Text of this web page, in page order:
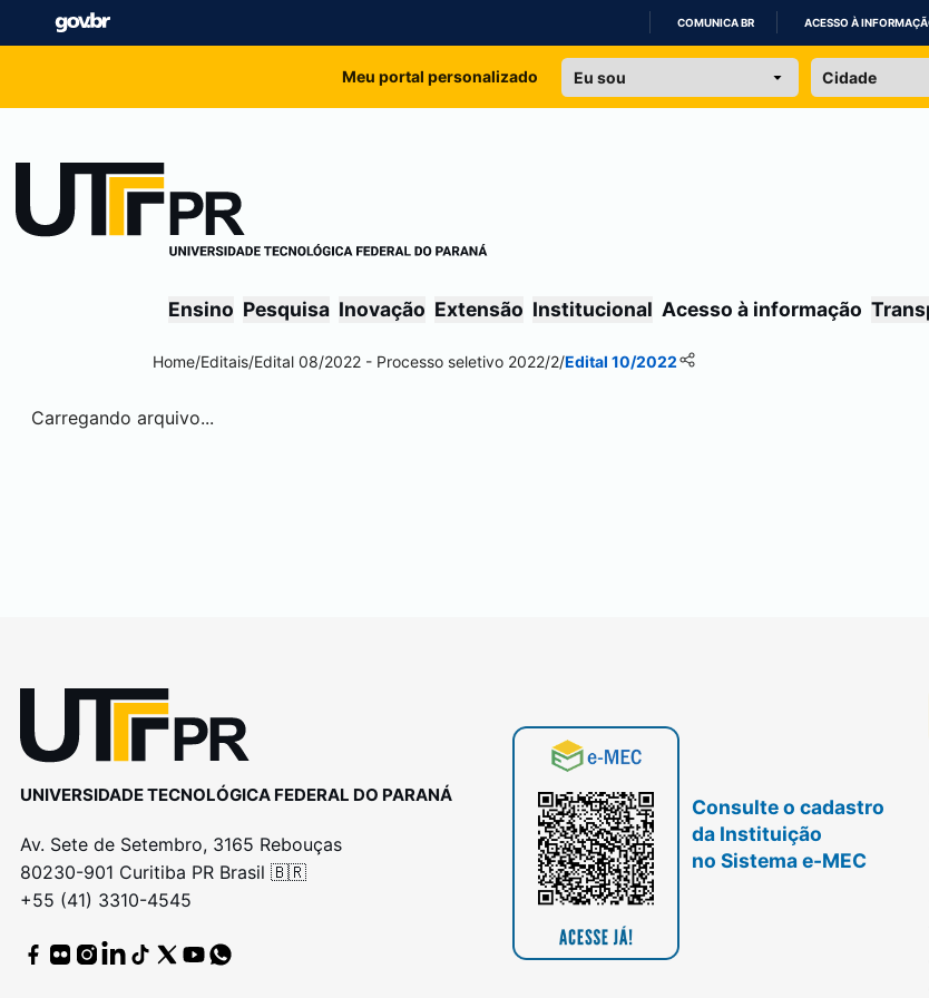
IR
COMUNICA BR ACESSO À
Meu portal personalizado
Ensino Pesquisa Inovação Extensão Institucional Acesso à informação
Home/Editais/Edital 08/2022 - Processo seletivo 2022/2/Edital 10/2022
Carregando arquivo...
UNIVERSIDADE TECNOLÓGICA FEDERAL DO PARANÁ
Av. Sete de Setembro, 3165 Rebouças
80230-901 Curitiba PR Brasil 🇧🇷
+55 (41) 3310-4545
Consulte o cadastro
da Instituição
no Sistema e-MEC